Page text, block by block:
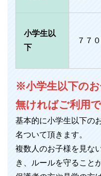
小学生以
下
７７
※小学生以下の
無ければご利用
基本的に小学生以下の
名ついて頂きます。
複数人のお子様を見な
き、ルールを守ること